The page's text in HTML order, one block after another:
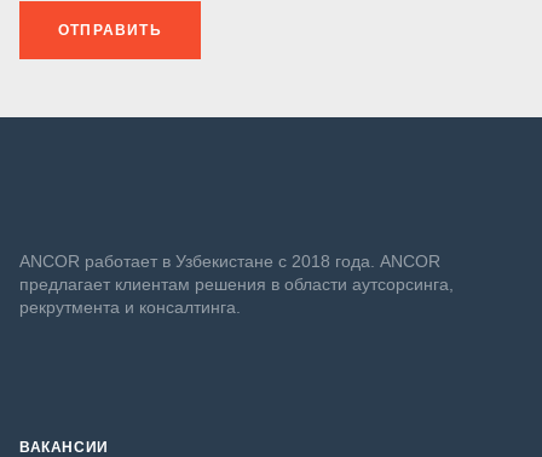
ОТПРАВИТЬ
ANСOR работает в Узбекистане с 2018 года. ANCOR
предлагает клиентам решения в области аутсорсинга,
рекрутмента и консалтинга.
ВАКАНСИИ